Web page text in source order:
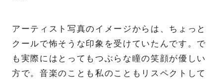
アーティスト写真のイメージからは、ちょっと
クールで怖そうな印象を受けていたんです。で
も実際にはとってもつぶらな瞳の笑顔が優しい
方で。音楽のことも私のこともリスペクトして